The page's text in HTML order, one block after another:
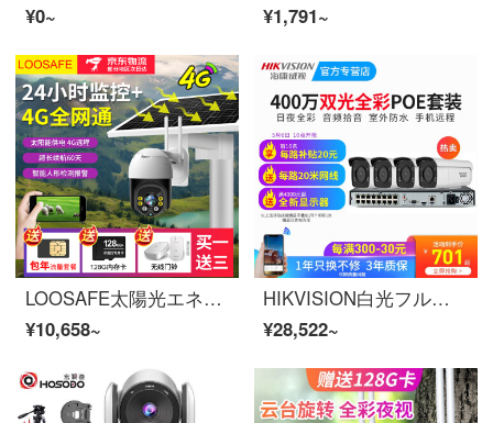
¥0~
¥1,791~
LOOSAFE太陽光エネルギー監視4g防犯カメラ室外家用モニターワイヤレススマホリモートでズーム360°パノラマHDアウトドアビデオカメラ鱼塘果园 【4G升级版】インテリジェント双工作模式超长续航60天 带太陽光エネルギー板-赠包年流量套餐+128G卡
¥10,658~
HIKVISION白光フルカラー監視装置スーツ 400万インターネットHD防犯カメラスーツモニター夜间彩色スマホリモートで工厂モニター装置 6路防犯カメラ+录像机 4TB硬盘
¥28,522~